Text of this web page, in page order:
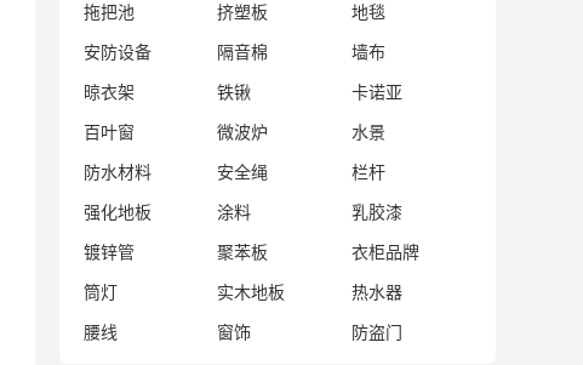
拖把池
挤塑板
地毯
安防设备
隔音棉
墙布
晾衣架
铁锹
卡诺亚
百叶窗
微波炉
水景
防水材料
安全绳
栏杆
强化地板
涂料
乳胶漆
镀锌管
聚苯板
衣柜品牌
筒灯
实木地板
热水器
腰线
窗饰 防盗门